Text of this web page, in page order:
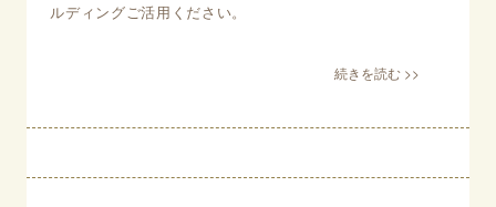
ルディングご活用ください。